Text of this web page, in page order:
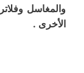
والمغاسل
الأخرى .